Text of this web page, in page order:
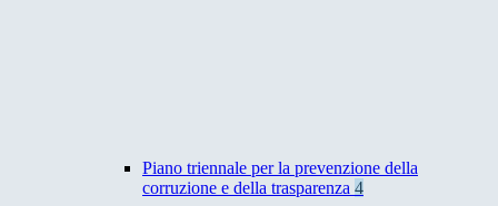
Piano triennale per la prevenzione della
corruzione e della trasparenza 4